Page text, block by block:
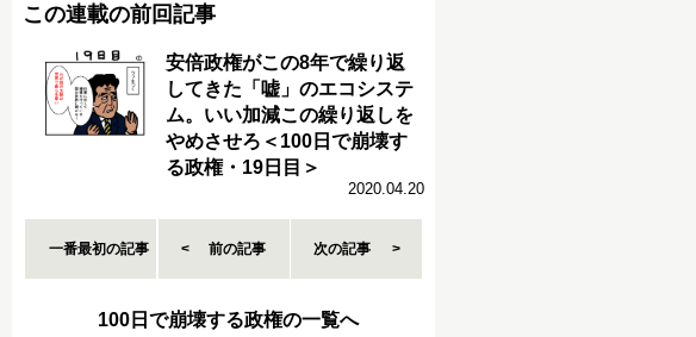
この連載の前回記事
安倍政権がこの8年で繰り返
してきた「嘘」のエコシステ
ム。いい加減この繰り返しを
やめさせろ＜100日で崩壊す
る政権・19日目＞
2020.04.20
一番最初の記事 前の記事 次の記事
100日で崩壊する政権の一覧へ